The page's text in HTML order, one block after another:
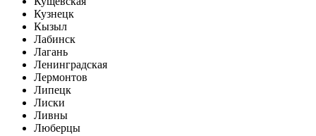
Кузнецк
Кызыл
Лабинск
Лагань
Ленинградская
Лермонтов
Липецк
Лиски
Ливны
Люберцы